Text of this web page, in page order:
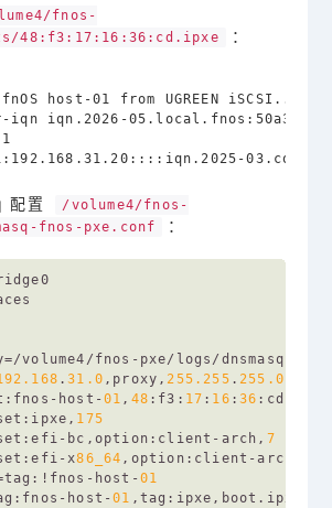
fnos-
48:f3:17:16:36:cd.ipxe
：
host-01 from UGREEN iSCSI...
iqn.2026-
配置
/volume4/fnos-
fnos-pxe.conf
：
.31.0 ,proxy, 255.255 . 255.0
host-01 , 48 :f3: 17 : 16 :36
175
bc,option:client-arch, 7
x86_64 ,option:client-arch,
host-01
host-01 ,tag:ipxe,boot.ipxe,